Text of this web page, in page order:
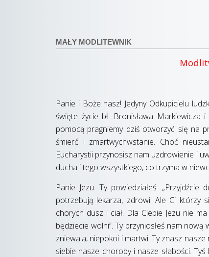
MAŁY MODLITEWNIK
Panie i Boże nasz! Jedyny Odkupicielu
święte życie bł. Bronisława Markiewicza
pomocą pragniemy dziś otworzyć się na
śmierć i zmartwychwstanie. Choć
Eucharystii przynosisz nam uzdrowienie i
ducha i tego wszystkiego, co trzyma w
Panie Jezu. Ty powiedziałeś:
potrzebują lekarza, zdrowi. Ale Ci którzy
chorych dusz i ciał. Dla Ciebie Jezu nie
będziecie wolni”. Ty przyniosłeś nam
zniewala, niepokoi i martwi. Ty znasz nasze
siebie nasze choroby i nasze słabości.